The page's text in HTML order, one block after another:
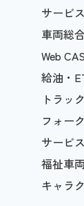
サービス
車両総
Web
給油・
トラッ
フォー
サービス
福祉車
キャラ